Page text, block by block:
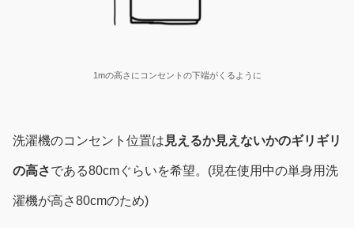
1mの高さにコンセントの下端がくるように
洗濯機のコンセント位置は 見えるか見えないかのギリギリ
の高さである80cmぐらいを希望。(現在使用中の単身用洗
濯機が高さ80cmのため)